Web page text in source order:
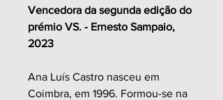
Vencedora da segunda edição do
prémio VS. - Ernesto Sampaio,
2023
Ana Luís Castro nasceu em
Coimbra, em 1996. Formou-se na